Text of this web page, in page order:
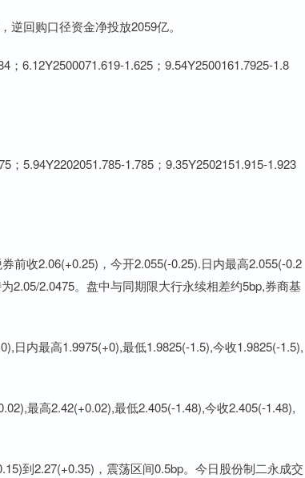
回购口径资金净投放2059亿。
6.12Y2500071.619-1.625；9.54Y2500161.7925-1.8
5.94Y2202051.785-1.785；9.35Y2502151.915-1.923
收2.06(+0.25)，今开2.055(-0.25).日内最高2.055(-0.2
2.05/2.0475。盘中与同期限大行永续相差约5bp,券商基
内最高1.9975(+0),最低1.9825(-1.5),今收1.9825(-1.5),
最高2.42(+0.02),最低2.405(-1.48),今收2.405(-1.48),
到2.27(+0.35)，震荡区间0.5bp。今日股份制二永成交